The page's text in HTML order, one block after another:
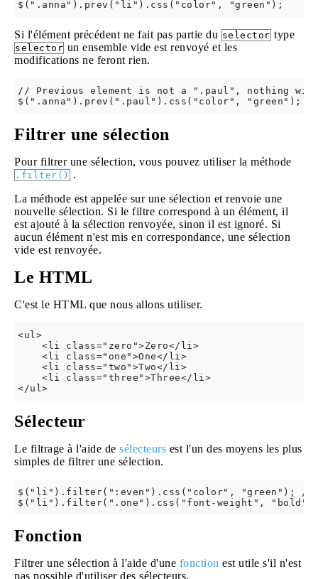
Si l'élément précédent ne fait pas partie du selector type
selector un ensemble vide est renvoyé et les
modifications ne feront rien.
// Previous element is not a ".paul", nothing
Filtrer une sélection
Pour filtrer une sélection, vous pouvez utiliser la méthode
.filter()
.
La méthode est appelée sur une sélection et renvoie une
nouvelle sélection. Si le filtre correspond à un élément, il
est ajouté à la sélection renvoyée, sinon il est ignoré. Si
aucun élément n'est mis en correspondance, une sélection
vide est renvoyée.
Le HTML
C'est le HTML que nous allons utiliser.
<ul>
    <li class="zero">Zero</li>
    <li class="one">One</li>
    <li class="two">Two</li>
    <li class="three">Three</li>
Sélecteur
Le filtrage à l'aide de sélecteurs est l'un des moyens les plus
simples de filtrer une sélection.
$("li").filter(":even").css("color", "green"); //
Fonction
Filtrer une sélection à l'aide d'une fonction est utile s'il n'est
pas possible d'utiliser des sélecteurs.